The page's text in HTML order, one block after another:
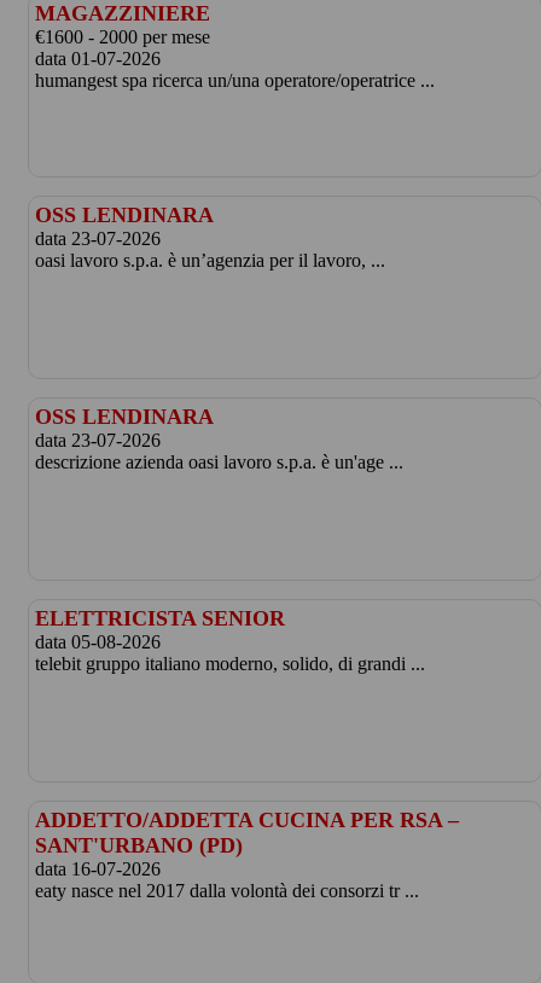
MAGAZZINIERE
€1600 - 2000 per mese
data 01-07-2026
humangest spa ricerca un/una operatore/operatrice ...
OSS LENDINARA
data 23-07-2026
oasi lavoro s.p.a. è un’agenzia per il lavoro, ...
OSS LENDINARA
data 23-07-2026
descrizione azienda oasi lavoro s.p.a. è un'age ...
ELETTRICISTA SENIOR
data 05-08-2026
telebit gruppo italiano moderno, solido, di grandi ...
ADDETTO/ADDETTA CUCINA PER RSA –
SANT'URBANO (PD)
data 16-07-2026
eaty nasce nel 2017 dalla volontà dei consorzi tr ...